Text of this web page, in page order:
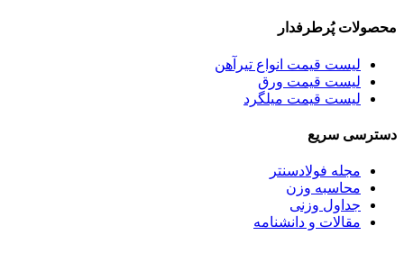
محصولات پُرطرفدار
لیست قیمت انواع تیرآهن
لیست قیمت ورق
لیست قیمت میلگرد
دسترسی سریع
مجله فولادسنتر
محاسبه وزن
جداول وزنی
مقالات و دانشنامه